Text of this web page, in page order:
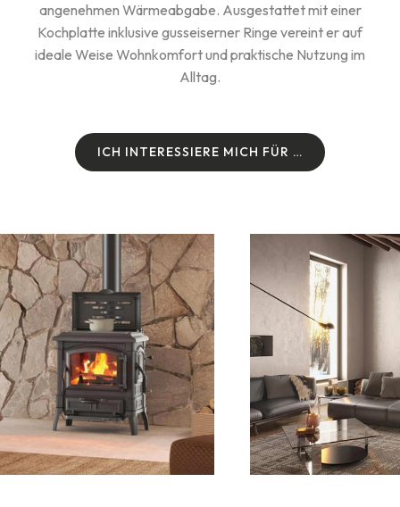
angenehmen Wärmeabgabe. Ausgestattet mit einer
Kochplatte inklusive gusseiserner Ringe vereint er auf
ideale Weise Wohnkomfort und praktische Nutzung im
Alltag.
ICH INTERESSIERE MICH FÜR …
ICH INTERESSIERE MICH FÜR …